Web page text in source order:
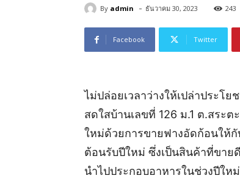
By admin - ธันวาคม 30, 2023 243
Facebook Twitter
ไม่ปล่อยเวลาว่างให้เปล่าประโย
สดใสบ้านเลขที่ 126 ม.1 ต.สระต
ใหม่ด้วยการขายฟางอัดก้อนให้
ต้อนรับปีใหม่ ซึ่งเป็นสินค้าที่ขาย
นำไปประกอบอาหารในช่วงปีใหม่